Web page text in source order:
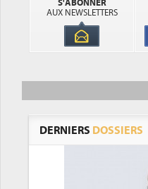
S'ABONNER
AUX NEWSLETTERS
DERNIERS DOSSIERS